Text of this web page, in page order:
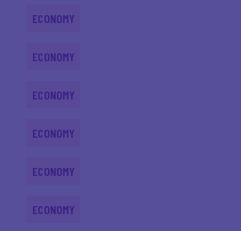
ECONOMY
ECONOMY
ECONOMY
ECONOMY
ECONOMY
ECONOMY